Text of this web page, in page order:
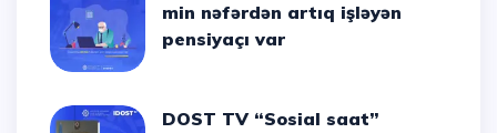
min nəfərdən artıq işləyən
pensiyaçı var
DOST TV “Sosial saat”